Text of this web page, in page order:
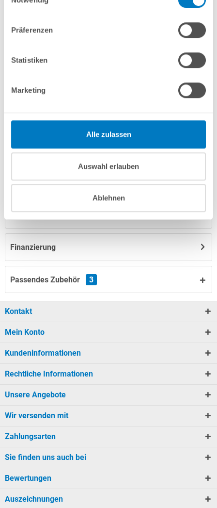
Präferenzen
Statistiken
Marketing
Alle zulassen
Auswahl erlauben
Ablehnen
Finanzierung
Anleitungen/Datenblätter
Herstellerangaben
Nützliches/Tipps
Passendes Zubehör 3
Kontakt
Mein Konto
Kundeninformationen
Rechtliche Informationen
Unsere Angebote
Wir versenden mit
Zahlungsarten
Sie finden uns auch bei
Bewertungen
Auszeichnungen